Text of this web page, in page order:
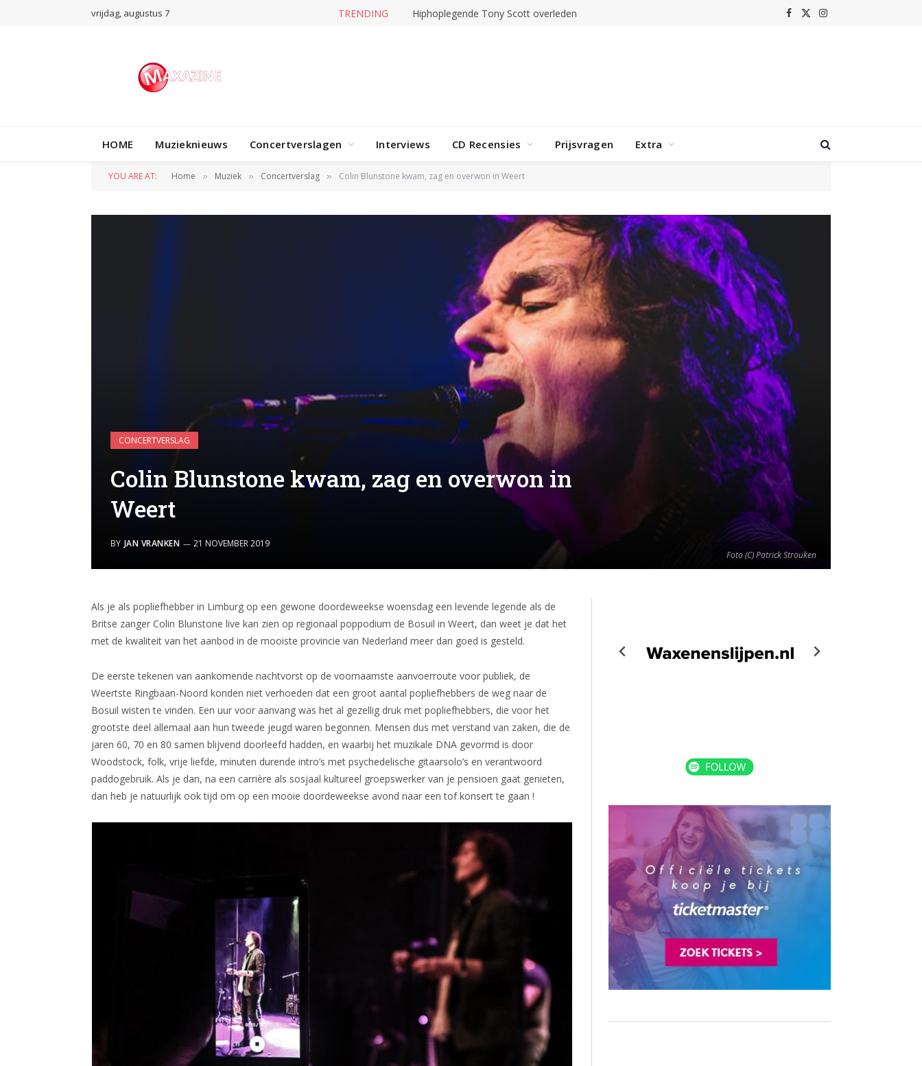
vrijdag, augustus 7 TRENDING Hiphoplegende Tony Scott overleden Facebook
X
Instagram
HOME Muzieknieuws Concertverslagen Interviews CD Recensies Prijsvragen Extra
YOU ARE AT: Home » Muziek » Concertverslag » Colin Blunstone kwam, zag en overwon in Weert
Foto (C) Patrick Strouken
CONCERTVERSLAG
Colin Blunstone kwam, zag en overwon in
Weert
BY JAN VRANKEN 21 NOVEMBER 2019
Als je als popliefhebber in Limburg op een gewone doordeweekse woensdag een levende legende als de
Britse zanger Colin Blunstone live kan zien op regionaal poppodium de Bosuil in Weert, dan weet je dat het
met de kwaliteit van het aanbod in de mooiste provincie van Nederland meer dan goed is gesteld.
De eerste tekenen van aankomende nachtvorst op de voornaamste aanvoerroute voor publiek, de
Weertste Ringbaan-Noord konden niet verhoeden dat een groot aantal popliefhebbers de weg naar de
Bosuil wisten te vinden. Een uur voor aanvang was het al gezellig druk met popliefhebbers, die voor het
grootste deel allemaal aan hun tweede jeugd waren begonnen. Mensen dus met verstand van zaken, die de
jaren 60, 70 en 80 samen blijvend doorleefd hadden, en waarbij het muzikale DNA gevormd is door
Woodstock, folk, vrije liefde, minuten durende intro’s met psychedelische gitaarsolo’s en verantwoord
paddogebruik. Als je dan, na een carrière als sosjaal kultureel groepswerker van je pensioen gaat genieten,
dan heb je natuurlijk ook tijd om op een mooie doordeweekse avond naar een tof konsert te gaan !